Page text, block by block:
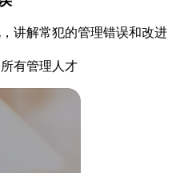
讲解常犯的管理错误和改进
有管理人才